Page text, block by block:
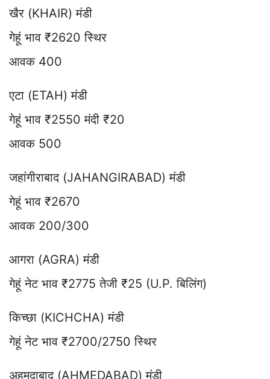
खैर (KHAIR) मंडी
गेहूं भाव ₹2620 स्थिर
आवक 400
एटा (ETAH) मंडी
गेहूं भाव ₹2550 मंदी ₹20
आवक 500
जहांगीराबाद (JAHANGIRABAD) मंडी
गेहूं भाव ₹2670
आवक 200/300
आगरा (AGRA) मंडी
गेहूं नेट भाव ₹2775 तेजी ₹25 (U.P. बिलिंग)
किच्छा (KICHCHA) मंडी
गेहूं नेट भाव ₹2700/2750 स्थिर
अहमदाबाद (AHMEDABAD) मंडी